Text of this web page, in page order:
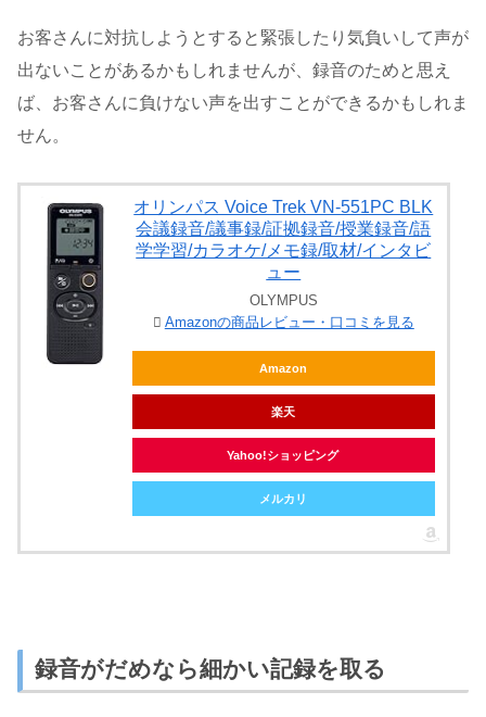
お客さんに対抗しようとすると緊張したり気負いして声が
出ないことがあるかもしれませんが、録音のためと思え
ば、お客さんに負けない声を出すことができるかもしれま
せん。
オリンパス Voice Trek VN-551PC BLK
会議録音/議事録/証拠録音/授業録音/語
学学習/カラオケ/メモ録/取材/インタビ
ュー
OLYMPUS
Amazonの商品レビュー・口コミを見る
Amazon
楽天
Yahoo!ショッピング
メルカリ
録音がだめなら細かい記録を取る